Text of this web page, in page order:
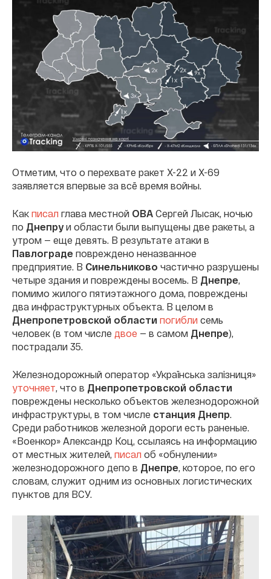
Отметим, что о перехвате ракет Х-22 и Х-69
заявляется впервые за всё время войны.
Как писал глава местной ОВА Сергей Лысак, ночью
по Днепруи области были выпущены две ракеты, а
утром — еще девять. В результате атаки в
Павлограде повреждено неназванное
предприятие. В Синельниково частично разрушены
четыре здания и повреждены восемь. В Днепре,
помимо жилого пятиэтажного дома, повреждены
два инфраструктурных объекта. В целом в
Днепропетровской области погибли семь
человек (в том числе двое — в самом Днепре),
пострадали 35.
Железнодорожный оператор «Українська залізниця»
уточняет, что в Днепропетровской области
повреждены несколько объектов железнодорожной
инфраструктуры, в том числе станция Днепр.
Среди работников железной дороги есть раненые.
«Военкор» Александр Коц, ссылаясь на информацию
от местных жителей, писал об «обнулении»
железнодорожного депо в Днепре, которое, по его
словам, служит одним из основных логистических
пунктов для ВСУ.